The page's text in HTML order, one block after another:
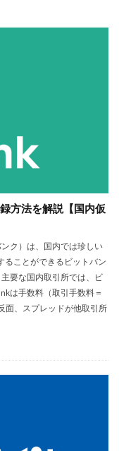
方法を解説【国内仮
ク）は、国内では珍しい
ることができるビットバン
要な国内取引所では、ビ
は手数料（取引手数料＝
面、スプレッドが他取引所